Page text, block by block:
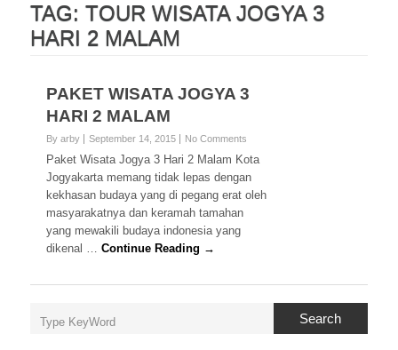
TAG: TOUR WISATA JOGYA 3
HARI 2 MALAM
PAKET WISATA JOGYA 3
HARI 2 MALAM
By arby September 14, 2015 No Comments
Paket Wisata Jogya 3 Hari 2 Malam Kota
Jogyakarta memang tidak lepas dengan
kekhasan budaya yang di pegang erat oleh
masyarakatnya dan keramah tamahan
yang mewakili budaya indonesia yang
dikenal …Continue Reading →
Search